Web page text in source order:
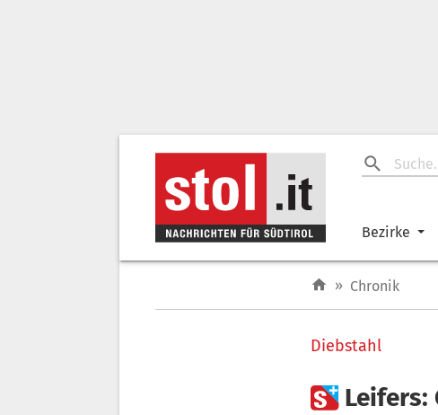
Bezirke
» Chronik
Diebstahl
 Leifers: